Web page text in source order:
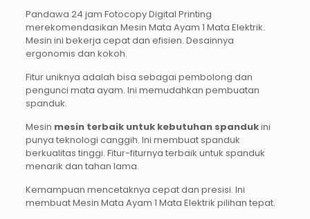
Pandawa 24 jam Fotocopy Digital Printing
merekomendasikan Mesin Mata Ayam 1 Mata Elektrik.
Mesin ini bekerja cepat dan efisien. Desainnya
ergonomis dan kokoh.
Fitur uniknya adalah bisa sebagai pembolong dan
pengunci mata ayam. Ini memudahkan pembuatan
spanduk.
Mesin mesin terbaik untuk kebutuhan spandukini
punya teknologi canggih. Ini membuat spanduk
berkualitas tinggi. Fitur-fiturnya terbaik untuk spanduk
menarik dan tahan lama.
Kemampuan mencetaknya cepat dan presisi. Ini
membuat Mesin Mata Ayam 1 Mata Elektrik pilihan tepat.